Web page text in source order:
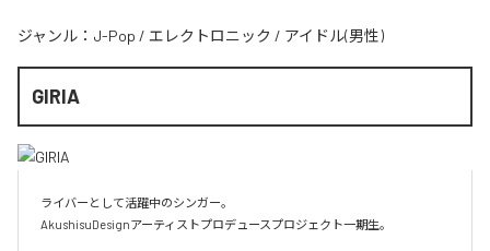
ジャンル： J-Pop / エレクトロニック / アイドル(男性)
GIRIA
ライバーとして活躍中のシンガー。
AkushisuDesignアーティストプロデュースプロジェクト一期生。